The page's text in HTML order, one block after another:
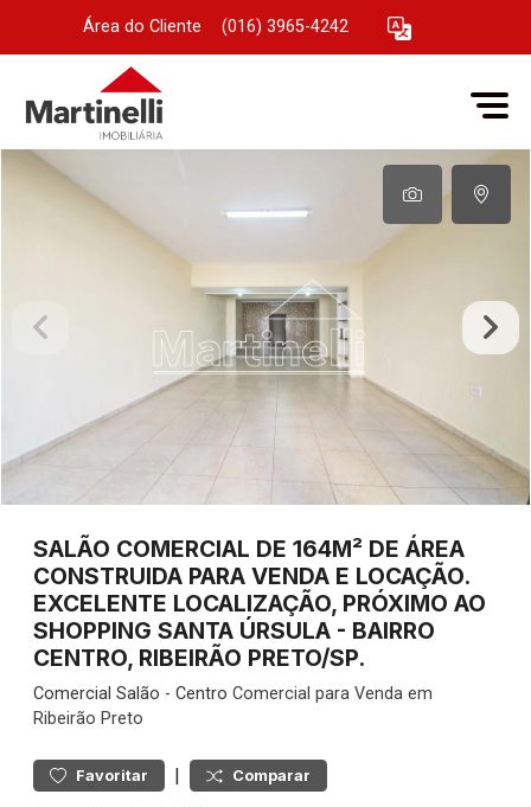
Área do Cliente (016) 3965-4242
SALÃO COMERCIAL DE 164M² DE ÁREA
CONSTRUIDA PARA VENDA E LOCAÇÃO.
EXCELENTE LOCALIZAÇÃO, PRÓXIMO AO
SHOPPING SANTA ÚRSULA - BAIRRO
CENTRO, RIBEIRÃO PRETO/SP.
Comercial Salão - Centro Comercial para Venda em
Ribeirão Preto
Favoritar | Comparar